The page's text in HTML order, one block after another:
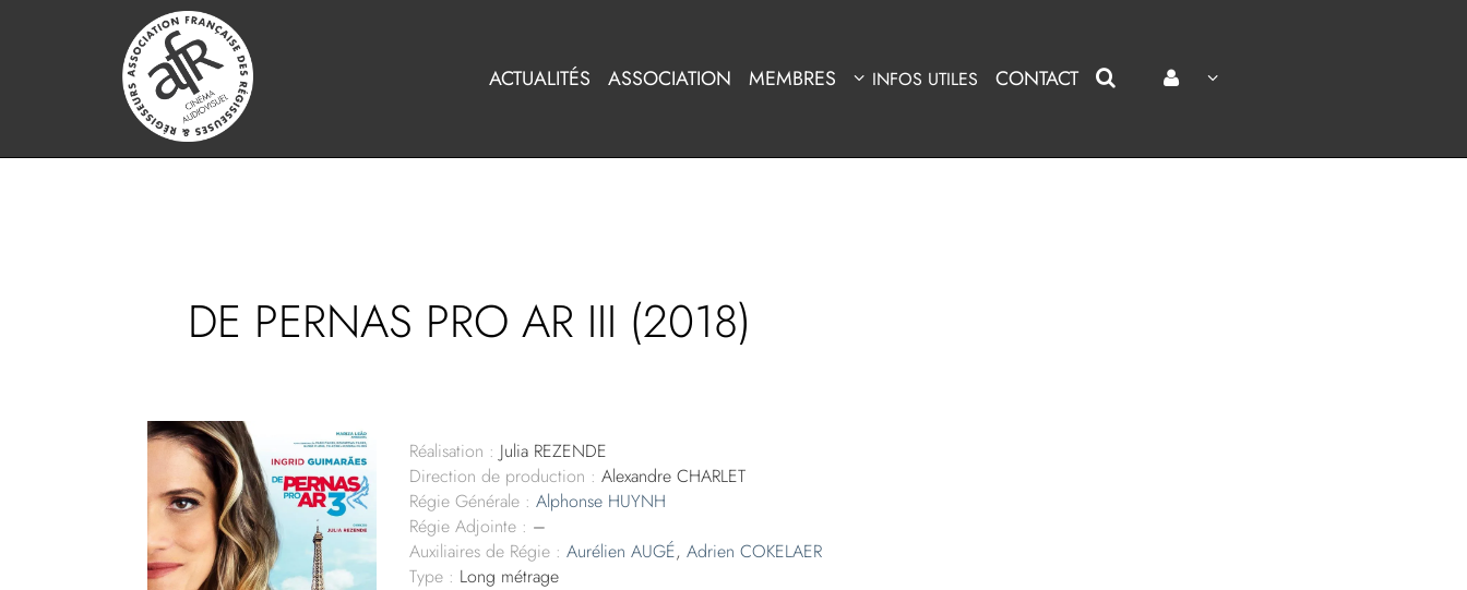
ACTUALITÉS ASSOCIATION MEMBRES INFOS UTILES CONTACT
DE PERNAS PRO AR III (2018)
Réalisation : Julia REZENDE
Direction de production : Alexandre CHARLET
Régie Générale : Alphonse HUYNH
Régie Adjointe : –
Auxiliaires de Régie : Aurélien AUGÉ,Adrien COKELAER
Type : Long métrage